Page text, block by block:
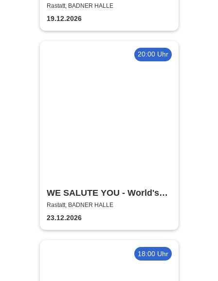
Rastatt, BADNER HALLE
19.12.2026
20:00 Uhr
WE SALUTE YOU - World's
biggest Tribute to AC/DC
Rastatt, BADNER HALLE
23.12.2026
18:00 Uhr